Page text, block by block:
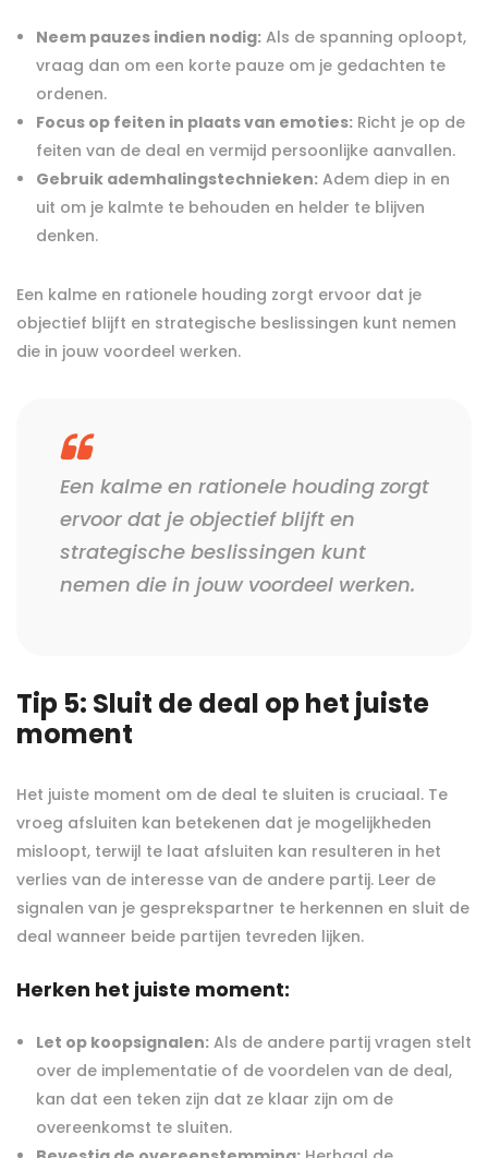
Neem pauzes indien nodig: Als de spanning oploopt,
vraag dan om een korte pauze om je gedachten te
ordenen.
Focus op feiten in plaats van emoties: Richt je op de
feiten van de deal en vermijd persoonlijke aanvallen.
Gebruik ademhalingstechnieken: Adem diep in en
uit om je kalmte te behouden en helder te blijven
denken.
Een kalme en rationele houding zorgt ervoor dat je
objectief blijft en strategische beslissingen kunt nemen
die in jouw voordeel werken.
Een kalme en rationele houding zorgt
ervoor dat je objectief blijft en
strategische beslissingen kunt
nemen die in jouw voordeel werken.
Tip 5: Sluit de deal op het juiste
moment
Het juiste moment om de deal te sluiten is cruciaal. Te
vroeg afsluiten kan betekenen dat je mogelijkheden
misloopt, terwijl te laat afsluiten kan resulteren in het
verlies van de interesse van de andere partij. Leer de
signalen van je gesprekspartner te herkennen en sluit de
deal wanneer beide partijen tevreden lijken.
Herken het juiste moment:
Let op koopsignalen: Als de andere partij vragen stelt
over de implementatie of de voordelen van de deal,
kan dat een teken zijn dat ze klaar zijn om de
overeenkomst te sluiten.